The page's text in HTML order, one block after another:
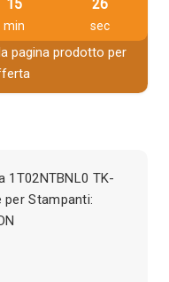
15
min
25
sec
pagina prodotto per
1T02NTBNL0 TK-
per Stampanti: